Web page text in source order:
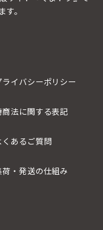
。
ライバシーポリシー
商法に関する表記
くあるご質問
荷・発送の仕組み